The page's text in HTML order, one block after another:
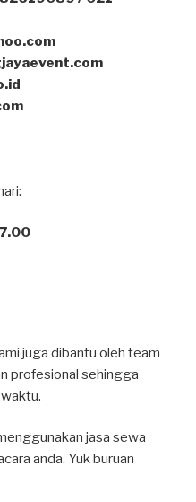
juga dibantu oleh team
profesional sehingga
jasa sewa
anda. Yuk buruan